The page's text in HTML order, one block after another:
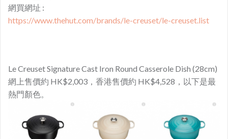
網買網址 :
https://www.thehut.com/brands/le-creuset/le-creuset.list
Le Creuset Signature Cast Iron Round Casserole Dish (28cm)
網上售價約 HK$2,003，香港售價約 HK$4,528，以下是最
熱門顏色。